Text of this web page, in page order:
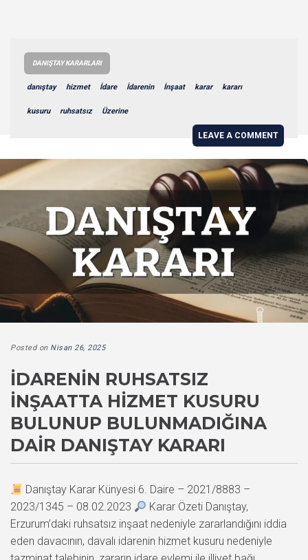
DANIŞTAY KARARLARI
danıştay hizmet İdare İdarenin İnşaat karar kararı
kusuru ruhsatsız Üzerine
LEAVE A COMMENT
Posted on Nisan 26, 2025
İDARENIN RUHSATSIZ
İNŞAATTA HIZMET KUSURU
BULUNUP BULUNMADIĞINA
DAIR DANIŞTAY KARARI
Danıştay Karar Künyesi 6. Daire – 2021/8883 –
2023/1345 – 08.02.2023
Karar Özeti Danıştay,
Erzurum’daki ruhsatsız inşaat nedeniyle zararlandığını iddia
eden davacının, davalı idarenin hizmet kusuru nedeniyle